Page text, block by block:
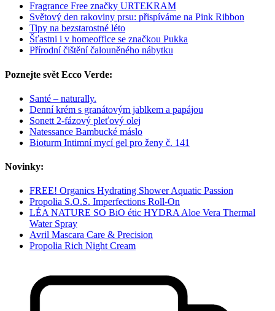
Fragrance Free značky URTEKRAM
Světový den rakoviny prsu: přispíváme na Pink Ribbon
Tipy na bezstarostné léto
Šťastni i v homeoffice se značkou Pukka
Přírodní čištění čalouněného nábytku
Poznejte svět Ecco Verde:
Santé – naturally.
Denní krém s granátovým jablkem a papájou
Sonett 2-fázový pleťový olej
Natessance Bambucké máslo
Bioturm Intimní mycí gel pro ženy č. 141
Novinky:
FREE! Organics Hydrating Shower Aquatic Passion
Propolia S.O.S. Imperfections Roll-On
LÉA NATURE SO BiO étic HYDRA Aloe Vera Thermal
Water Spray
Avril Mascara Care & Precision
Propolia Rich Night Cream